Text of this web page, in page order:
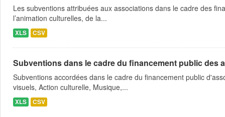
Les subventions attribuées aux associations dans le cadre des
l’animation culturelles, de la...
XLS CSV
Subventions dans le cadre du financement public des
Subventions accordées dans le cadre du financement public
visuels, Action culturelle, Musique,...
XLS CSV